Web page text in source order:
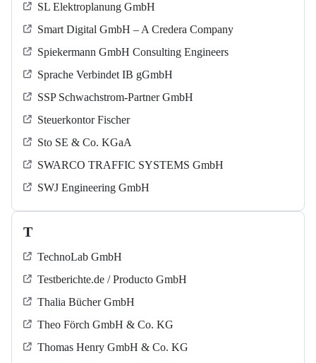
SL Elektroplanung GmbH
Smart Digital GmbH – A Credera Company
Spiekermann GmbH Consulting Engineers
Sprache Verbindet IB gGmbH
SSP Schwachstrom-Partner GmbH
Steuerkontor Fischer
Sto SE & Co. KGaA
SWARCO TRAFFIC SYSTEMS GmbH
SWJ Engineering GmbH
T
TechnoLab GmbH
Testberichte.de / Producto GmbH
Thalia Bücher GmbH
Theo Förch GmbH & Co. KG
Thomas Henry GmbH & Co. KG